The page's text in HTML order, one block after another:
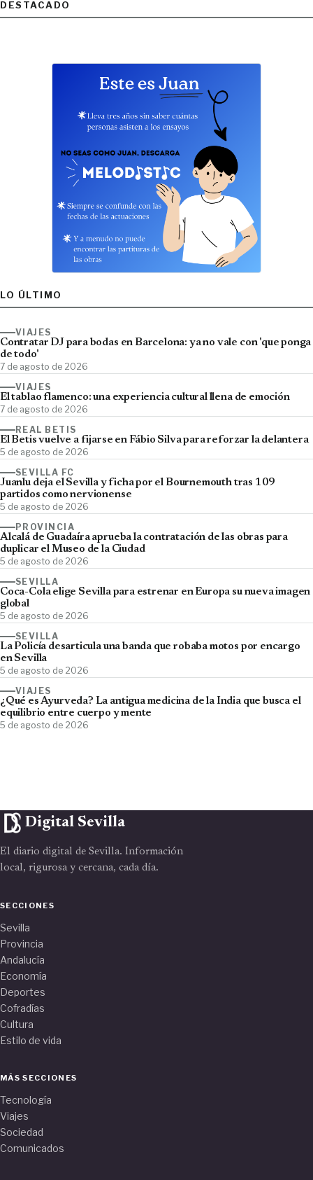
DESTACADO
LO ÚLTIMO
VIAJES
Contratar DJ para bodas en Barcelona: ya no vale con 'que ponga
de todo'
7 de agosto de 2026
VIAJES
El tablao flamenco: una experiencia cultural llena de emoción
7 de agosto de 2026
REAL BETIS
El Betis vuelve a fijarse en Fábio Silva para reforzar la delantera
5 de agosto de 2026
SEVILLA FC
Juanlu deja el Sevilla y ficha por el Bournemouth tras 109
partidos como nervionense
5 de agosto de 2026
PROVINCIA
Alcalá de Guadaíra aprueba la contratación de las obras para
duplicar el Museo de la Ciudad
5 de agosto de 2026
SEVILLA
Coca-Cola elige Sevilla para estrenar en Europa su nueva imagen
global
5 de agosto de 2026
SEVILLA
La Policía desarticula una banda que robaba motos por encargo
en Sevilla
5 de agosto de 2026
VIAJES
¿Qué es Ayurveda? La antigua medicina de la India que busca el
equilibrio entre cuerpo y mente
5 de agosto de 2026
Digital Sevilla
El diario digital de Sevilla. Información
local, rigurosa y cercana, cada día.
SECCIONES
Sevilla
Provincia
Andalucía
Economía
Deportes
Cofradías
Cultura
Estilo de vida
MÁS SECCIONES
Tecnología
Viajes
Sociedad
Comunicados